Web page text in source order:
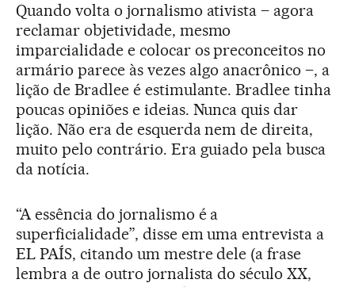
Quando volta o jornalismo ativista – agora
reclamar objetividade, mesmo
imparcialidade e colocar os preconceitos no
armário parece às vezes algo anacrônico –, a
lição de Bradlee é estimulante. Bradlee tinha
poucas opiniões e ideias. Nunca quis dar
lição. Não era de esquerda nem de direita,
muito pelo contrário. Era guiado pela busca
da notícia.
“A essência do jornalismo é a
superficialidade”, disse em uma entrevista a
EL PAÍS, citando um mestre dele (a frase
lembra a de outro jornalista do século XX,